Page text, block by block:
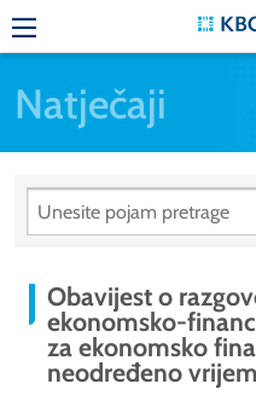
Natječaji
Obavijest o
ekonomsko-
za ekonomsko
neodređeno